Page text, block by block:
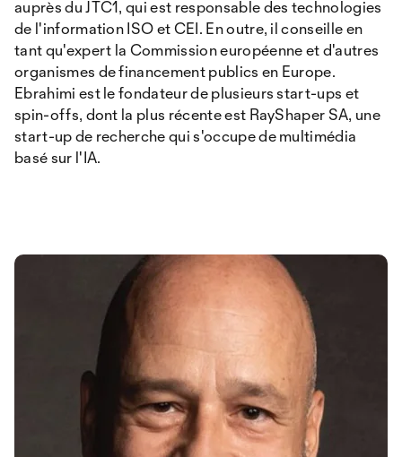
auprès du JTC1, qui est responsable des technologies
de l'information ISO et CEI. En outre, il conseille en
tant qu'expert la Commission européenne et d'autres
organismes de financement publics en Europe.
Ebrahimi est le fondateur de plusieurs start-ups et
spin-offs, dont la plus récente est RayShaper SA, une
start-up de recherche qui s'occupe de multimédia
basé sur l'IA.